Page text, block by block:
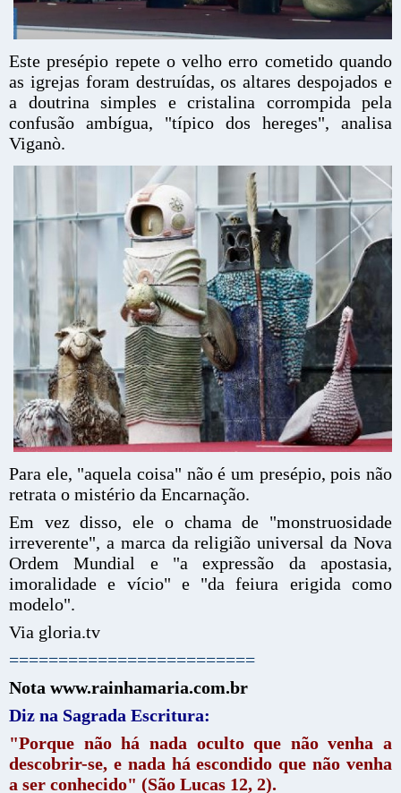
Este presépio repete o velho erro cometido quando
as igrejas foram destruídas, os altares despojados e
a doutrina simples e cristalina corrompida pela
confusão ambígua, "típico dos hereges", analisa
Viganò.
Para ele, "aquela coisa" não é um presépio, pois não
retrata o mistério da Encarnação.
Em vez disso, ele o chama de "monstruosidade
irreverente", a marca da religião universal da Nova
Ordem Mundial e "a expressão da apostasia,
imoralidade e vício" e "da feiura erigida como
modelo".
Via gloria.tv
=========================
Nota www.rainhamaria.com.br
Diz na Sagrada Escritura:
"Porque não há nada oculto que não venha a
descobrir-se, e nada há escondido que não venha
a ser conhecido" (São Lucas 12, 2).